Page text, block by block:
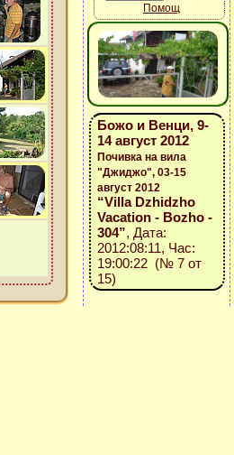
Помощ
Божо и Венци, 9-
14 август 2012
Почивка на вила
"Джиджо", 03-15
август 2012
“Villa Dzhidzho
Vacation - Bozho -
304”, Дата:
2012:08:11, Час:
19:00:22 (№ 7 от
15)